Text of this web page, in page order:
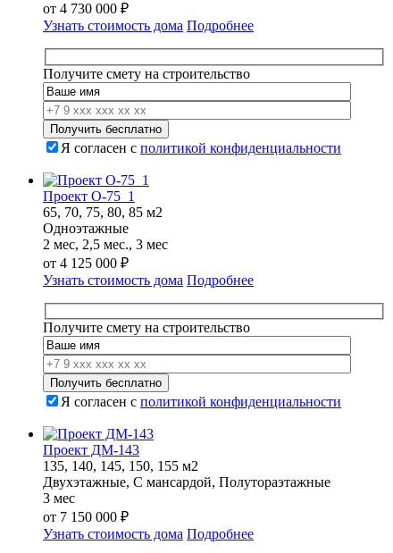
от 4 730 000 ₽
Узнать стоимость дома Подробнее
Получите смету на строительство
Я согласен с политикой конфиденциальности
Проект О-75_1
65, 70, 75, 80, 85 м2
Одноэтажные
2 мес, 2,5 мес., 3 мес
от 4 125 000 ₽
Узнать стоимость дома Подробнее
Получите смету на строительство
Я согласен с политикой конфиденциальности
Проект ДМ-143
135, 140, 145, 150, 155 м2
Двухэтажные, С мансардой, Полутораэтажные
3 мес
от 7 150 000 ₽
Узнать стоимость дома Подробнее